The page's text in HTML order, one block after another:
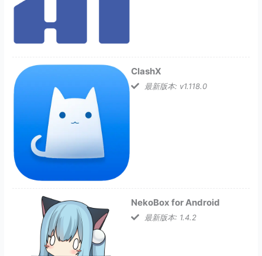
ClashX
最新版本: v1.118.0
NekoBox for Android
最新版本: 1.4.2